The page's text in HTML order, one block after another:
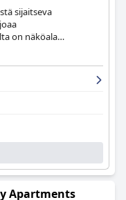
sijaitseva
on näköala
Apartments